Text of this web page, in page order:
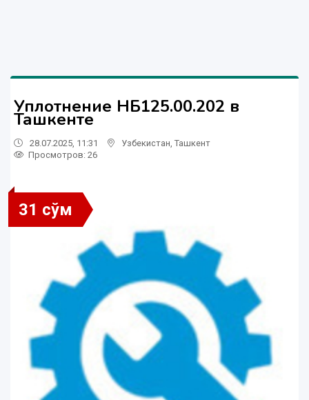
Уплотнение НБ125.00.202 в
Ташкенте
28.07.2025, 11:31 Узбекистан Ташкент
Просмотров: 26
31 сўм